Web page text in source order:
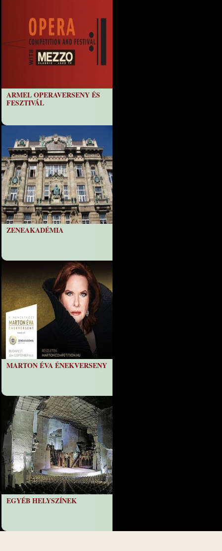
ARMEL OPERAVERSENY ÉS
FESZTIVÁL
ZENEAKADÉMIA
MARTON ÉVA ÉNEKVERSENY
EGYÉB HELYSZÍNEK